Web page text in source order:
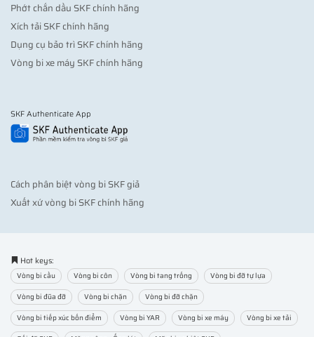
Phớt chắn dầu SKF chính hãng
Xích tải SKF chính hãng
Dụng cụ bảo trì SKF chính hãng
Vòng bi xe máy SKF chính hãng
SKF Authenticate App
Cách phân biệt vòng bi SKF giả
Xuất xứ vòng bi SKF chính hãng
Hot keys:
Vòng bi cầu Vòng bi côn Vòng bi tang trống
Vòng bi đỡ tự lựa
Vòng bi đũa đỡ
Vòng bi chặn
Vòng bi đỡ chặn
Vòng bi tiếp xúc bốn điểm
Vòng bi YAR Vòng bi xe máy
Vòng bi xe tải